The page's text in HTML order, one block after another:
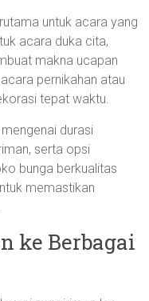
untuk acara yang
acara duka cita,
makna ucapan
pernikahan atau
tepat waktu.
durasi
serta opsi
bunga berkualitas
memastikan
ke Berbagai